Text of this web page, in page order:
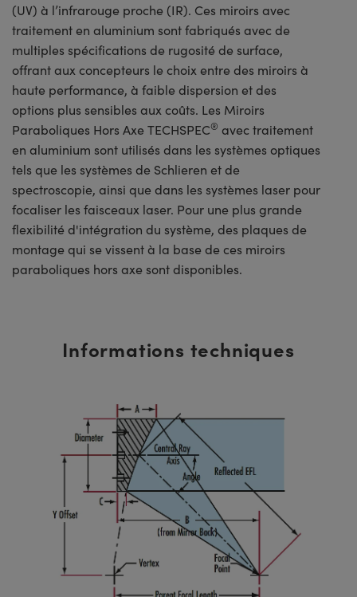
(UV) à l’infrarouge proche (IR). Ces miroirs avec
traitement en aluminium sont fabriqués avec de
multiples spécifications de rugosité de surface,
offrant aux concepteurs le choix entre des miroirs à
haute performance, à faible dispersion et des
options plus sensibles aux coûts. Les Miroirs
Paraboliques Hors Axe TECHSPEC® avec traitement
en aluminium sont utilisés dans les systèmes optiques
tels que les systèmes de Schlieren et de
spectroscopie, ainsi que dans les systèmes laser pour
focaliser les faisceaux laser. Pour une plus grande
flexibilité d'intégration du système, des plaques de
montage qui se vissent à la base de ces miroirs
paraboliques hors axe sont disponibles.
Informations techniques